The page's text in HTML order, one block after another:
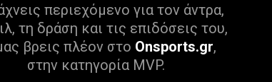
περιεχόμενο για τον άντρα,
τη δράση και τις επιδόσεις του,
βρεις πλέον στο Onsports.gr,
στην κατηγορία MVP.